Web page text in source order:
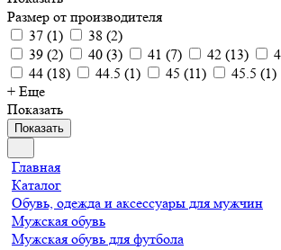
Размер от производителя
37 (1) 38 (2)
39 (2) 40 (3) 41 (7) 42 (13)
44 (18) 44.5 (1) 45 (11) 45.5 (1)
+ Еще
Показать
Показать
Главная
Каталог
Обувь, одежда и аксессуары для мужчин
Мужская обувь
Мужская обувь для футбола